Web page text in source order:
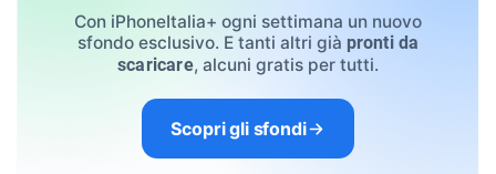
Con iPhoneItalia+ ogni settimana un nuovo
sfondo esclusivo. E tanti altri già pronti da
scaricare, alcuni gratis per tutti.
Scopri gli sfondi